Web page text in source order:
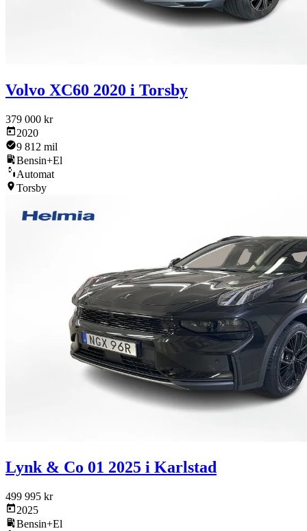
Volvo XC60 2020 i Torsby
379 000 kr
2020
9 812 mil
Bensin+El
Automat
Torsby
Lynk & Co 01 2025 i Karlstad
499 995 kr
2025
Bensin+El